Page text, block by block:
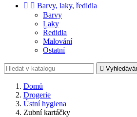
  Barvy, laky, ředidla
Barvy
Laky
Ředidla
Malování
Ostatní

Domů
Drogerie
Ústní hygiena
Zubní kartáčky